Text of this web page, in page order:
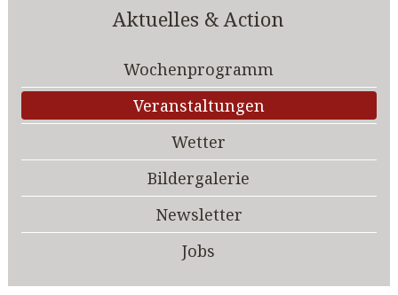
Aktuelles & Action
Wochenprogramm
Veranstaltungen
Wetter
Bildergalerie
Newsletter
Jobs